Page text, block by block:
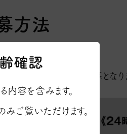
確認
内容を含みます。
ご覧いただけます。
方法
ートフォンからのご応募となりま